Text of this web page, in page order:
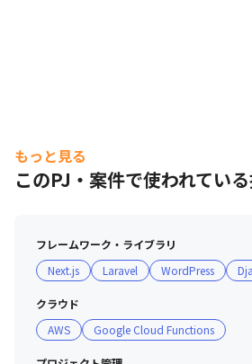
もっと見る
このPJ・案件で使われてい
フレームワーク・ライブラリ
Next.js
Laravel WordPress
クラウド
AWS
Google Cloud Functions